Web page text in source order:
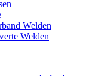
Welden
Welden